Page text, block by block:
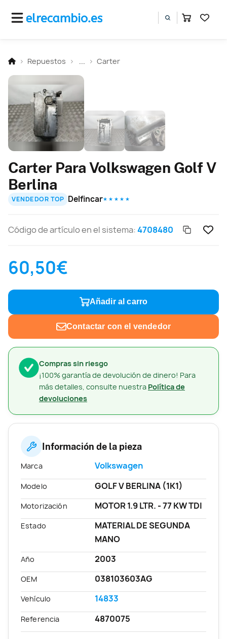
Repuestos Carter
Compras sin riesgo
¡100% garantía de devolución de dinero! Para
más detalles, consulte nuestra Política de
devoluciones
Carter Para Volkswagen Golf V
Berlina
VENDEDOR TOP Delfincar★ ★ ★ ★ ★
Código de artículo en el sistema:4708480
60,50€
Añadir al carro
Contactar con el vendedor
Información de la pieza
Marca Volkswagen
Modelo GOLF V BERLINA (1K1)
Motorización MOTOR 1.9 LTR. - 77 KW TDI
Estado
MATERIAL DE SEGUNDA
MANO
Año 2003
OEM 038103603AG
Vehículo 14833
Referencia 4870075